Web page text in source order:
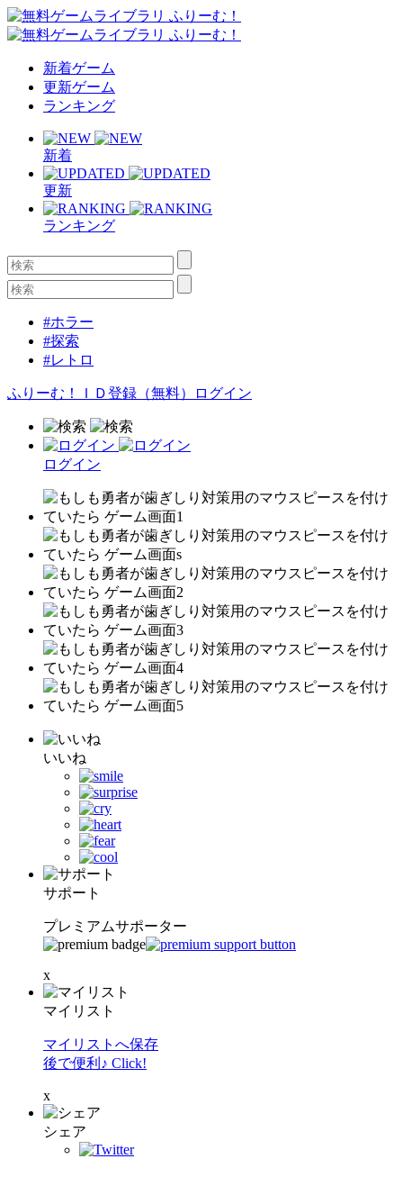
新着ゲーム
更新ゲーム
ランキング
新着
更新
ランキング
#ホラー
#探索
#レトロ
ふりーむ！ＩＤ登録（無料） ログイン
ログイン
いいね
サポート
プレミアムサポーター
x
マイリスト
マイリストへ保存
後で便利♪ Click!
x
シェア